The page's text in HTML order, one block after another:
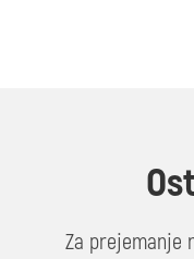
Za prejemanje